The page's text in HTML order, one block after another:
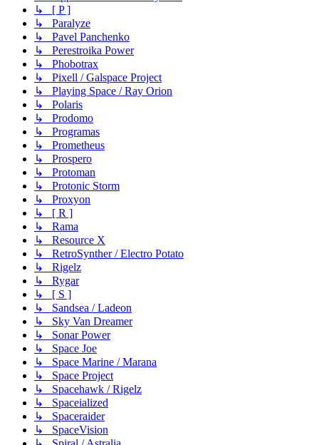
↳ [ P ]
↳ Paralyze
↳ Pavel Panchenko
↳ Perestroika Power
↳ Phobotrax
↳ Pixell / Galspace Project
↳ Playing Space / Ray Orion
↳ Polaris
↳ Prodomo
↳ Programas
↳ Prometheus
↳ Prospero
↳ Protoman
↳ Protonic Storm
↳ Proxyon
↳ [ R ]
↳ Rama
↳ Resource X
↳ RetroSynther / Electro Potato
↳ Rigelz
↳ Rygar
↳ [ S ]
↳ Sandsea / Ladeon
↳ Sky Van Dreamer
↳ Sonar Power
↳ Space Joe
↳ Space Marine / Marana
↳ Space Project
↳ Spacehawk / Rigelz
↳ Spaceialized
↳ Spaceraider
↳ SpaceVision